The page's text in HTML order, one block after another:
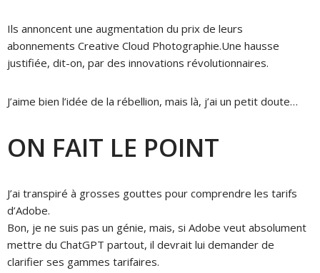
Ils annoncent une augmentation du prix de leurs
abonnements Creative Cloud Photographie.Une hausse
justifiée, dit-on, par des innovations révolutionnaires.
J’aime bien l’idée de la rébellion, mais là, j’ai un petit doute…
ON FAIT LE POINT
J’ai transpiré à grosses gouttes pour comprendre les tarifs
d’Adobe.
Bon, je ne suis pas un génie, mais, si Adobe veut absolument
mettre du ChatGPT partout, il devrait lui demander de
clarifier ses gammes tarifaires.